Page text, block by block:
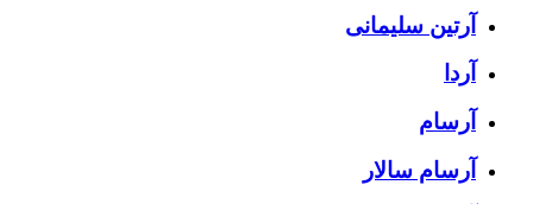
آرتین سلیمانی
آردا
آرسام
آرسام سالار